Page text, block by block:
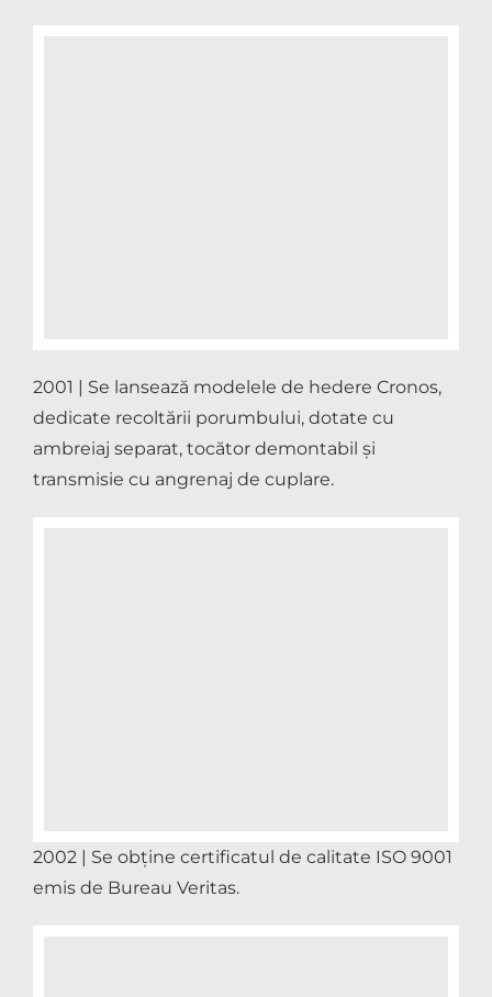
2001 | Se lansează modelele de hedere Cronos,
dedicate recoltării porumbului, dotate cu
ambreiaj separat, tocător demontabil și
transmisie cu angrenaj de cuplare.
2002 | Se obține certificatul de calitate ISO 9001
emis de Bureau Veritas.